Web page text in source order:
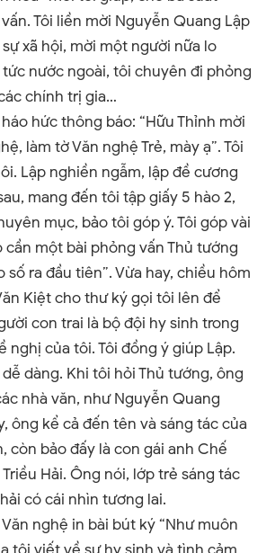
Tôi liền mời Nguyễn Quang Lập
xã hội, mời một người nữa lo
nước ngoài, tôi chuyên đi phỏng
chính trị gia…
hức thông báo: “Hữu Thỉnh mời
làm tờ Văn nghệ Trẻ, mày ạ”. Tôi
Lập nghiền ngẫm, lập đề cương
mang đến tôi tập giấy 5 hào 2,
mục, bảo tôi góp ý. Tôi góp vài
cần một bài phỏng vấn Thủ tướng
ra đầu tiên”. Vừa hay, chiều hôm
Kiệt cho thư ký gọi tôi lên để
con trai là bộ đội hy sinh trong
nghị của tôi. Tôi đồng ý giúp Lập.
dàng. Khi tôi hỏi Thủ tướng, ông
nhà văn, như Nguyễn Quang
ông kể cả đến tên và sáng tác của
còn bảo đấy là con gái anh Chế
Hải. Ông nói, lớp trẻ sáng tác
có cái nhìn tương lai.
Văn nghệ in bài bút ký “Như muôn